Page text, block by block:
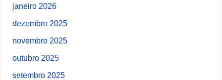
janeiro 2026
dezembro 2025
novembro 2025
outubro 2025
setembro 2025